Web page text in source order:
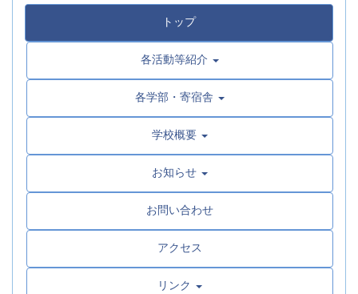
トップ
各活動等紹介
各学部・寄宿舎
学校概要
お知らせ
お問い合わせ
アクセス
リンク